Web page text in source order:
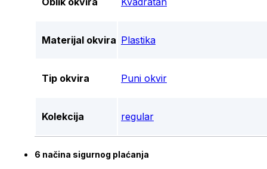
Materijal okvira Plastika
Tip okvira Puni okvir
Kolekcija regular
6 načina sigurnog plaćanja